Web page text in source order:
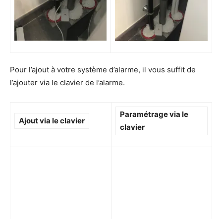
Pour l’ajout à votre système d’alarme, il vous suffit de
l’ajouter via le clavier de l’alarme.
Ajout via le clavier
Paramétrage via le
clavier